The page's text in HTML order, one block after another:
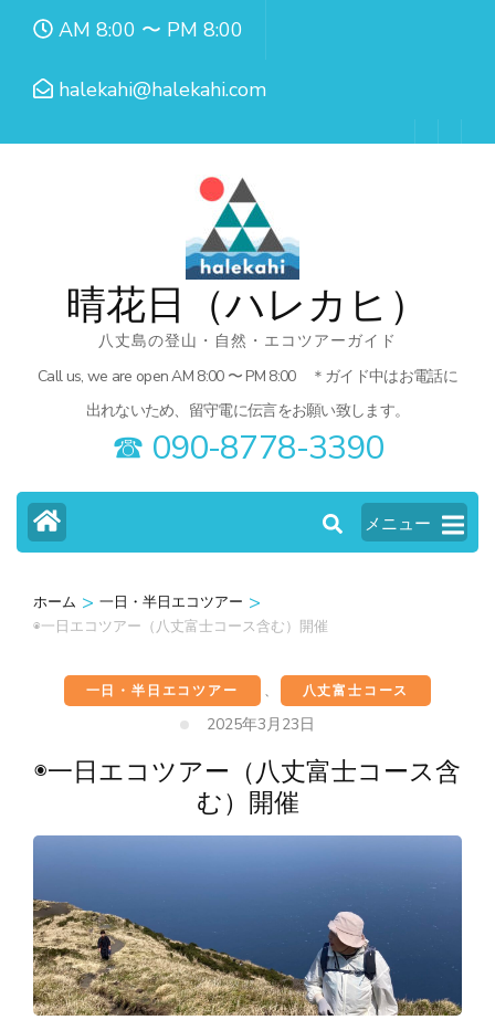
ツ
AM 8:00 〜 PM 8:00
halekahi@halekahi.com
晴花日（ハレカヒ）
八丈島の登山・自然・エコツアーガイド
Call us, we are open AM 8:00 〜 PM 8:00 ＊ガイド中はお電話に
出れないため、留守電に伝言をお願い致します。
☎︎ 090-8778-3390
メニュー
ホーム > 一日・半日エコツアー >
◉一日エコツアー（八丈富士コース含む）開催
一日・半日エコツアー 、 八丈富士コース
2025年3月23日
◉一日エコツアー（八丈富士コース含
む）開催